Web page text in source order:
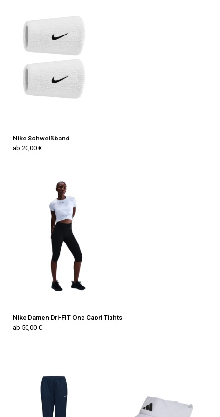
Nike Schweißband
ab 20,00 €
Nike Damen Dri-FIT One Capri Tights
ab 50,00 €